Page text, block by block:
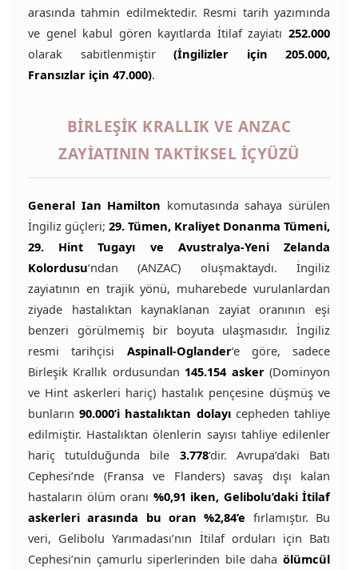
arasında tahmin edilmektedir. Resmi tarih yazımında
ve genel kabul gören kayıtlarda İtilaf zayiatı 252.000
olarak sabitlenmiştir (İngilizler için 205.000,
Fransızlar için 47.000).
BIRLEŞIK KRALLIK VE ANZAC
ZAYIATININ TAKTIKSEL İÇYÜZÜ
General Ian Hamilton komutasında sahaya sürülen
İngiliz güçleri; 29. Tümen, Kraliyet Donanma Tümeni,
29. Hint Tugayı ve Avustralya-Yeni Zelanda
Kolordusu‘ndan (ANZAC) oluşmaktaydı. İngiliz
zayiatının en trajik yönü, muharebede vurulanlardan
ziyade hastalıktan kaynaklanan zayiat oranının eşi
benzeri görülmemiş bir boyuta ulaşmasıdır. İngiliz
resmi tarihçisi Aspinall-Oglander‘e göre, sadece
Birleşik Krallık ordusundan 145.154 asker(Dominyon
ve Hint askerleri hariç) hastalık pençesine düşmüş ve
bunların90.000’i hastalıktan dolayıcepheden tahliye
edilmiştir. Hastalıktan ölenlerin sayısı tahliye edilenler
hariç tutulduğunda bile 3.778‘dir. Avrupa’daki Batı
Cephesi’nde (Fransa ve Flanders) savaş dışı kalan
hastaların ölüm oranı %0,91 iken, Gelibolu’daki İtilaf
askerleri arasında bu oran %2,84’e fırlamıştır. Bu
veri, Gelibolu Yarımadası’nın İtilaf orduları için Batı
Cephesi’nin çamurlu siperlerinden bile daha ölümcül